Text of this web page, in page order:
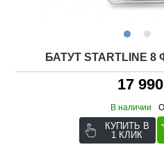
БАТУТ STARTLINE
17
В наличии
КУПИТЬ В
1 КЛИК